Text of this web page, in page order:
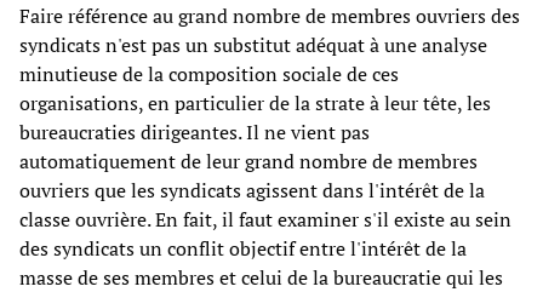
Faire référence au grand nombre de membres ouvriers des
syndicats n'est pas un substitut adéquat à une analyse
minutieuse de la composition sociale de ces
organisations, en particulier de la strate à leur tête, les
bureaucraties dirigeantes. Il ne vient pas
automatiquement de leur grand nombre de membres
ouvriers que les syndicats agissent dans l'intérêt de la
classe ouvrière. En fait, il faut examiner s'il existe au sein
des syndicats un conflit objectif entre l'intérêt de la
masse de ses membres et celui de la bureaucratie qui les